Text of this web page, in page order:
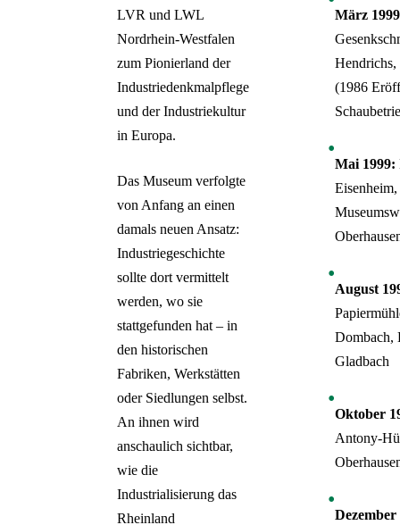
LVR und LWL
Nordrhein-Westfalen
zum Pionierland der
Industriedenkmalpflege
und der Industriekultur
in Europa.
Das Museum verfolgte
von Anfang an einen
damals neuen Ansatz:
Industriegeschichte
sollte dort vermittelt
werden, wo sie
stattgefunden hat – in
den historischen
Fabriken, Werkstätten
oder Siedlungen selbst.
An ihnen wird
anschaulich sichtbar,
wie die
Industrialisierung das
Rheinland
März
Hendrichs,
(1986
Mai 1999:
Eisenheim,
August
Dombach,
Gladbach
Oktober
Antony-
Dezember